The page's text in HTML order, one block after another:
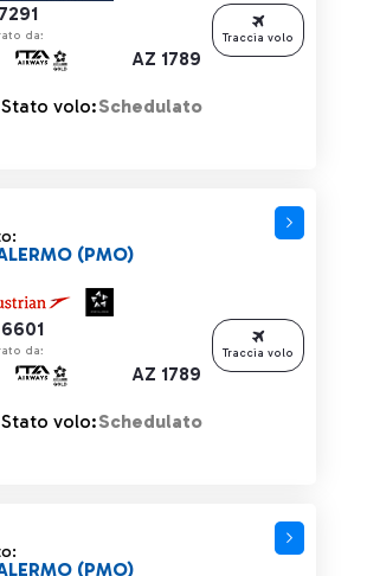
da:
AZ 1789
Stato volo:Schedulato
Traccia volo
da:
AZ 1789
(PMO)
Stato volo:Schedulato
Traccia volo
(PMO)